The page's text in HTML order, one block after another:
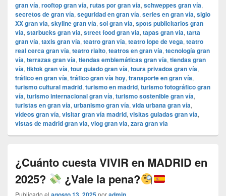
gran vía, rooftop gran vía, rutas por gran vía, schweppes gran vía,
secretos de gran vía, seguridad en gran vía, series en gran vía, siglo
XX gran vía, skyline gran vía, sol gran vía, spots publicitarios gran
vía, starbucks gran vía, street food gran vía, tapas gran vía, tarta
gran vía, taxis gran vía, teatro gran vía, teatro lope de vega, teatro
real cerca gran vía, teatro rialto, teatros en gran vía, tecnología gran
vía, terrazas gran vía, tiendas emblemáticas gran vía, tiendas gran
vía, tiktok gran vía, tour guiado gran vía, tours privados gran vía,
tráfico en gran vía, tráfico gran vía hoy, transporte en gran vía,
turismo cultural madrid, turismo en madrid, turismo fotográfico gran
vía, turismo internacional gran vía, turismo sostenible gran vía,
turistas en gran vía, urbanismo gran vía, vida urbana gran vía,
vídeos gran vía, visitar gran vía madrid, visitas guiadas gran vía,
vistas de madrid gran vía, vlog gran vía, zara gran vía
¿Cuánto cuesta VIVIR en MADRID en
2025?
¿Vale la pena?